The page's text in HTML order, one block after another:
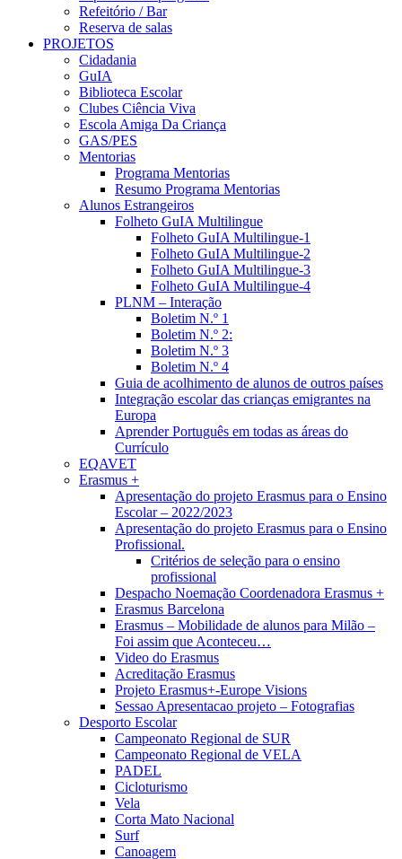
Refeitório / Bar
Reserva de salas
PROJETOS
Cidadania
GuIA
Biblioteca Escolar
Clubes Ciência Viva
Escola Amiga Da Criança
GAS/PES
Mentorias
Programa Mentorias
Resumo Programa Mentorias
Alunos Estrangeiros
Folheto GuIA Multilingue
Folheto GuIA Multilingue-1
Folheto GuIA Multilingue-2
Folheto GuIA Multilingue-3
Folheto GuIA Multilingue-4
PLNM – Interação
Boletim N.º 1
Boletim N.º 2:
Boletim N.º 3
Boletim N.º 4
Guia de acolhimento de alunos de outros países
Integração escolar das crianças emigrantes na
Europa
Aprender Português em todas as áreas do
Currículo
EQAVET
Erasmus +
Apresentação do projeto Erasmus para o Ensino
Escolar – 2022/2023
Apresentação do projeto Erasmus para o Ensino
Profissional.
Critérios de seleção para o ensino
profissional
Despacho Noemação Coordenadora Erasmus +
Erasmus Barcelona
Erasmus – Mobilidade de alunos para Milão –
Foi assim que Aconteceu…
Video do Erasmus
Acreditação Erasmus
Projeto Erasmus+-Europe Visions
Sessao Apresentacao projeto – Fotografias
Desporto Escolar
Campeonato Regional de SUR
Campeonato Regional de VELA
PADEL
Cicloturismo
Vela
Corta Mato Nacional
Surf
Canoagem